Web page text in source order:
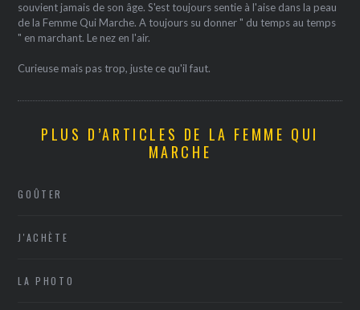
souvient jamais de son âge. S'est toujours sentie à l'aise dans la peau
de la Femme Qui Marche. A toujours su donner " du temps au temps
" en marchant. Le nez en l'air.
Curieuse mais pas trop, juste ce qu'il faut.
PLUS D’ARTICLES DE LA FEMME QUI
MARCHE
GOÛTER
J'ACHÈTE
LA PHOTO